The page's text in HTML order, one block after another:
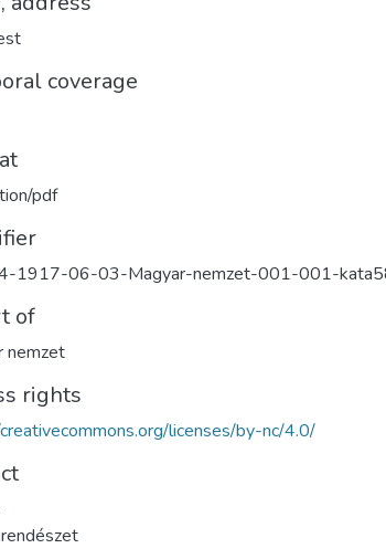
coverage
pdf
1917-06-03-Magyar-nemzet-001-001-
of
nemzet
rights
licenses/by-nc/4.0/